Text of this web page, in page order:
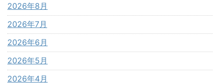
2026年8月
2026年7月
2026年6月
2026年5月
2026年4月